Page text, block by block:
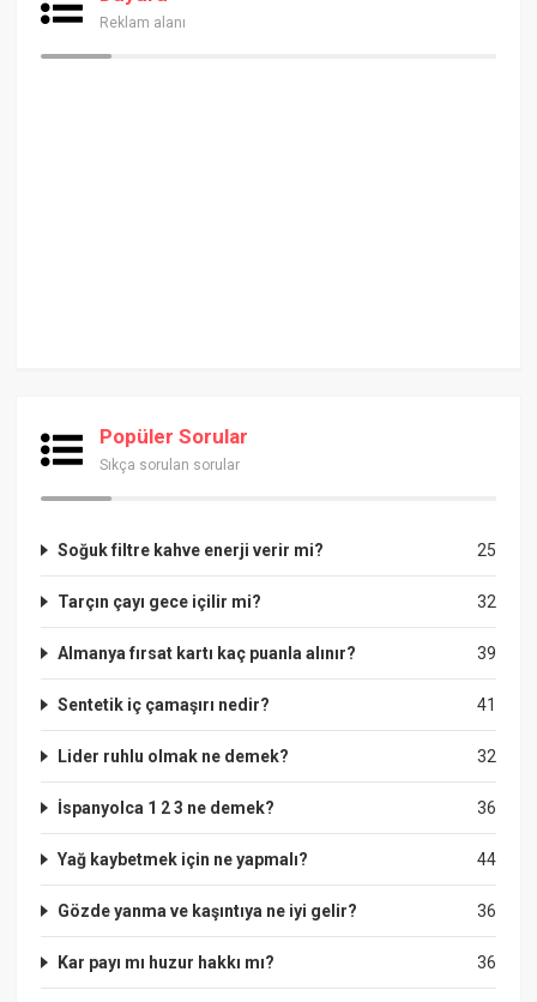
Reklam alanı
Popüler Sorular
Sıkça sorulan sorular
25
Soğuk filtre kahve enerji verir mi?
32
Tarçın çayı gece içilir mi?
39
Almanya fırsat kartı kaç puanla alınır?
41
Sentetik iç çamaşırı nedir?
32
Lider ruhlu olmak ne demek?
36
İspanyolca 1 2 3 ne demek?
44
Yağ kaybetmek için ne yapmalı?
36
Gözde yanma ve kaşıntıya ne iyi gelir?
36
Kar payı mı huzur hakkı mı?